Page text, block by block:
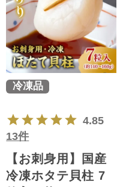
冷凍品
4.85
13件
【お刺身用】国産
冷凍ホタテ貝柱 7